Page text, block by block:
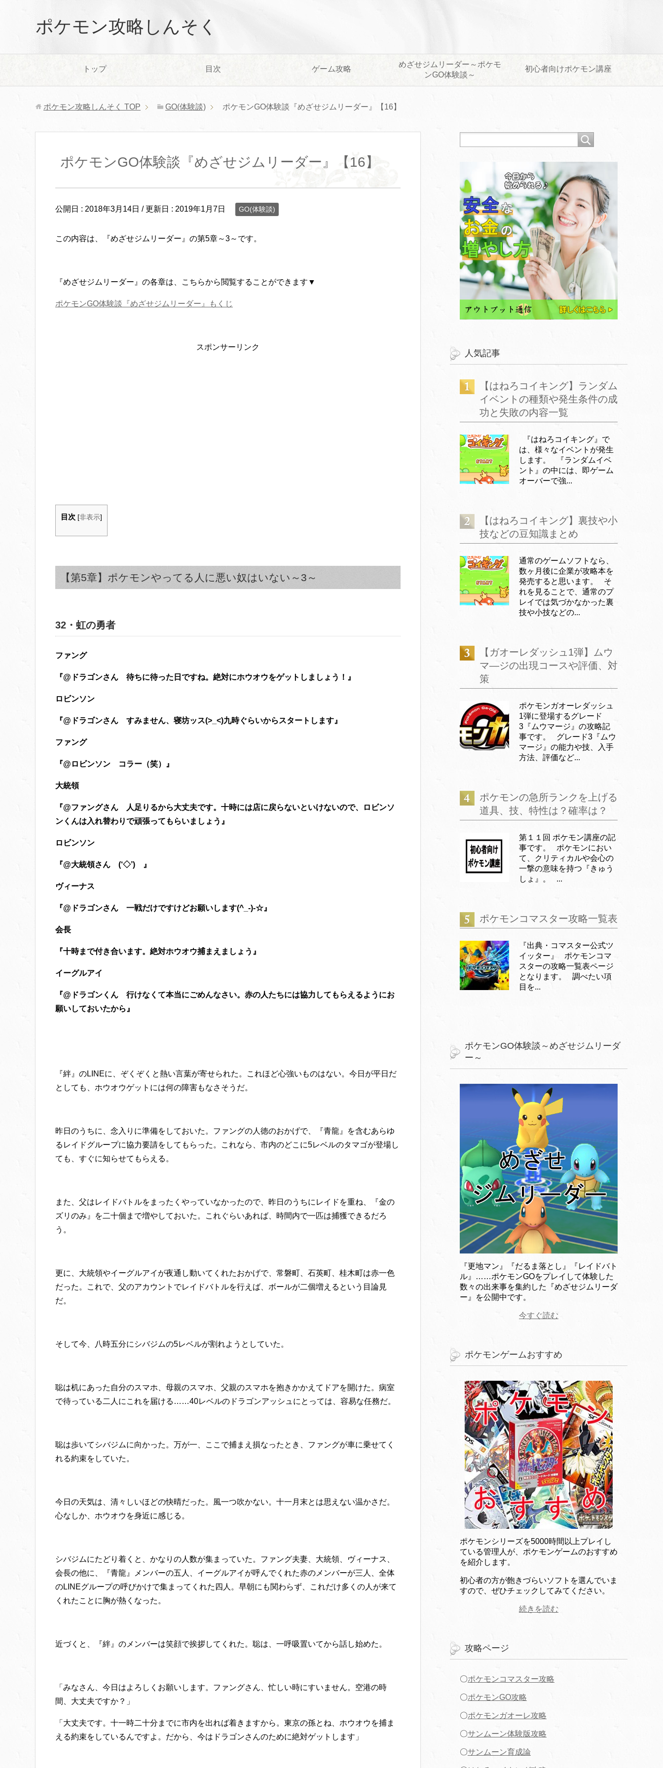
ポケモン攻略しんそく
トップ 目次 ゲーム攻略
めざせジムリーダー～ポケモ
ンGO体験談～
初心者向けポケモン講座
ポケモン攻略しんそく TOP GO(体験談) ポケモンGO体験談『めざせジムリーダー』【16】
ポケモンGO体験談『めざせジムリーダー』【16】
公開日 : 2018年3月14日 / 更新日 : 2019年1月7日 GO(体験談)
この内容は、『めざせジムリーダー』の第5章～3～です。
『めざせジムリーダー』の各章は、こちらから閲覧することができます▼
ポケモンGO体験談『めざせジムリーダー』もくじ
スポンサーリンク
目次 [非表示]
【第5章】ポケモンやってる人に悪い奴はいない～3～
32・虹の勇者
ファング
『@ドラゴンさん 待ちに待った日ですね。絶対にホウオウをゲットしましょう！』
ロビンソン
『@ドラゴンさん すみません、寝坊ッス(>_<)九時ぐらいからスタートします』
ファング
『@ロビンソン コラー（笑）』
大統領
『@ファングさん 人足りるから大丈夫です。十時には店に戻らないといけないので、ロビンソ
ンくんは入れ替わりで頑張ってもらいましょう』
ロビンソン
『@大統領さん (‘◇’)ゞ』
ヴィーナス
『@ドラゴンさん 一戦だけですけどお願いします(^_-)-☆』
会長
『十時まで付き合います。絶対ホウオウ捕まえましょう』
イーグルアイ
『@ドラゴンくん 行けなくて本当にごめんなさい。赤の人たちには協力してもらえるようにお
願いしておいたから』
『絆』のLINEに、ぞくぞくと熱い言葉が寄せられた。これほど心強いものはない。今日が平日だ
としても、ホウオウゲットには何の障害もなさそうだ。
昨日のうちに、念入りに準備をしておいた。ファングの人徳のおかげで、『青龍』を含むあらゆ
るレイドグループに協力要請をしてもらった。これなら、市内のどこに5レベルのタマゴが登場し
ても、すぐに知らせてもらえる。
また、父はレイドバトルをまったくやっていなかったので、昨日のうちにレイドを重ね、『金の
ズリのみ』を二十個まで増やしておいた。これぐらいあれば、時間内で一匹は捕獲できるだろ
う。
更に、大統領やイーグルアイが夜通し動いてくれたおかげで、常磐町、石英町、桂木町は赤一色
だった。これで、父のアカウントでレイドバトルを行えば、ボールが二個増えるという目論見
だ。
そして今、八時五分にシバジムの5レベルが割れようとしていた。
聡は机にあった自分のスマホ、母親のスマホ、父親のスマホを抱きかかえてドアを開けた。病室
で待っている二人にこれを届ける……40レベルのドラゴンアッシュにとっては、容易な任務だ。
聡は歩いてシバジムに向かった。万が一、ここで捕まえ損なったとき、ファングが車に乗せてく
れる約束をしていた。
今日の天気は、清々しいほどの快晴だった。風一つ吹かない。十一月末とは思えない温かさだ。
心なしか、ホウオウを身近に感じる。
シバジムにたどり着くと、かなりの人数が集まっていた。ファング夫妻、大統領、ヴィーナス、
会長の他に、『青龍』メンバーの五人、イーグルアイが呼んでくれた赤のメンバーが三人、全体
のLINEグループの呼びかけで集まってくれた四人。早朝にも関わらず、これだけ多くの人が来て
くれたことに胸が熱くなった。
近づくと、『絆』のメンバーは笑顔で挨拶してくれた。聡は、一呼吸置いてから話し始めた。
「みなさん、今日はよろしくお願いします。ファングさん、忙しい時にすいません。空港の時
間、大丈夫ですか？」
「大丈夫です。十一時二十分までに市内を出れば着きますから。東京の孫とね、ホウオウを捕ま
える約束をしているんですよ。だから、今はドラゴンさんのために絶対ゲットします」
人気記事
【はねろコイキング】ランダム
イベントの種類や発生条件の成
功と失敗の内容一覧
『はねろコイキング』で
は、様々なイベントが発生
します。 『ランダムイベ
ント』の中には、即ゲーム
オーバーで強...
【はねろコイキング】裏技や小
技などの豆知識まとめ
通常のゲームソフトなら、
数ヶ月後に企業が攻略本を
発売すると思います。 そ
れを見ることで、通常のプ
レイでは気づかなかった裏
技や小技などの...
【ガオーレダッシュ1弾】ムウ
マ―ジの出現コースや評価、対
策
ポケモンガオーレダッシュ
1弾に登場するグレード
3『ムウマージ』の攻略記
事です。 グレード3『ムウ
マージ』の能力や技、入手
方法、評価など...
ポケモンの急所ランクを上げる
道具、技、特性は？確率は？
第１１回 ポケモン講座の記
事です。 ポケモンにおい
て、クリティカルや会心の
一撃の意味を持つ『きゅう
しょ』。 ...
ポケモンコマスター攻略一覧表
『出典・コマスター公式ツ
イッター』 ポケモンコマ
スターの攻略一覧表ページ
となります。 調べたい項
目を...
ポケモンGO体験談～めざせジムリーダ
ー～
『更地マン』『だるま落とし』『レイドバト
ル』……ポケモンGOをプレイして体験した
数々の出来事を集約した『めざせジムリーダ
ー』を公開中です。
今すぐ読む
ポケモンゲームおすすめ
ポケモンシリーズを5000時間以上プレイし
ている管理人が、ポケモンゲームのおすすめ
を紹介します。
初心者の方が飽きづらいソフトを選んでいま
すので、ぜひチェックしてみてください。
続きを読む
攻略ページ
〇ポケモンコマスター攻略
〇ポケモンGO攻略
〇ポケモンガオーレ攻略
〇サンムーン体験版攻略
〇サンムーン育成論